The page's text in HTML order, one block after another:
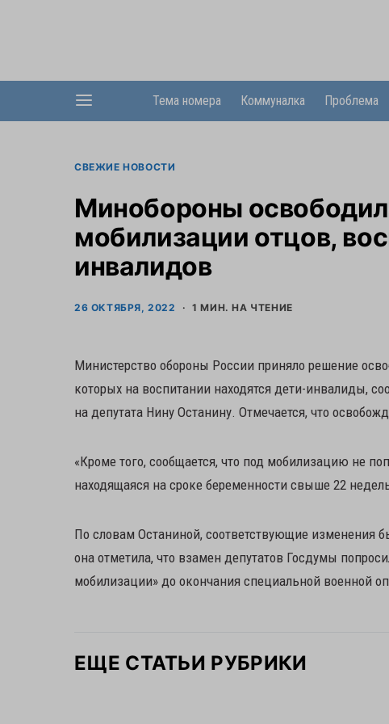
Тема номера Коммуналка Проблема
СВЕЖИЕ НОВОСТИ
Минобороны
мобилизации отцов,
инвалидов
26 ОКТЯБРЯ, 2022 1 МИН. НА ЧТЕНИЕ
Министерство обороны России приняло решение
которых на воспитании находятся дети-инвалиды,
на депутата Нину Останину. Отмечается, что
«Кроме того, сообщается, что под мобилизацию не
находящаяся на сроке беременности свыше 22
По словам Останиной, соответствующие изменения
она отметила, что взамен депутатов Госдумы
мобилизации» до окончания специальной военной
ЕЩЕ СТАТЬИ РУБРИКИ